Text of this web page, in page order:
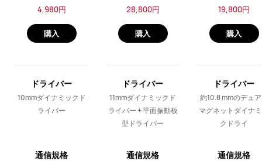
4,980円
購入
ドライバー
10mmダイナミックド
ライバー
通信規格
28,800円
購入
ドライバー
11mmダイナミックド
ライバー + 平面振動板
型ドライバー
通信規格
19,800円
購入
ドライバー
約10.8 mmのデュ
マグネットダイナ
クドライ
通信規格